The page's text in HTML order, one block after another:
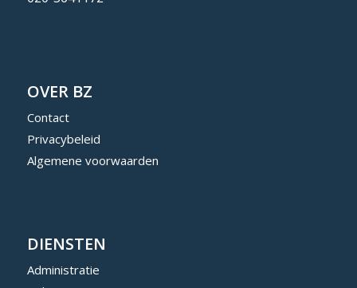
OVER BZ
Contact
Privacybeleid
Algemene voorwaarden
DIENSTEN
Administratie